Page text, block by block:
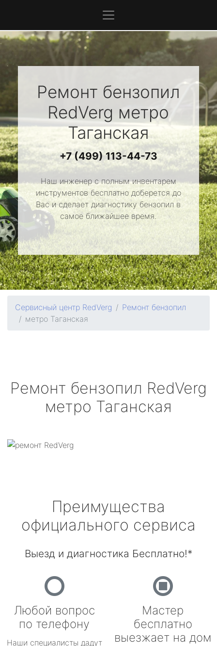
Ремонт бензопил
RedVerg метро
Таганская
+7 (499) 113-44-73
Наш инженер с полным инвентарем
инструментов бесплатно доберется до
Вас и сделает диагностику бензопил в
самое ближайшее время.
Сервисный центр RedVerg
Ремонт бензопил
метро Таганская
Ремонт бензопил RedVerg
метро Таганская
Преимущества
официального сервиса
Выезд и диагностика Бесплатно!*
Любой вопрос
по телефону
Наши специалисты дадут
Мастер
бесплатно
выезжает на дом